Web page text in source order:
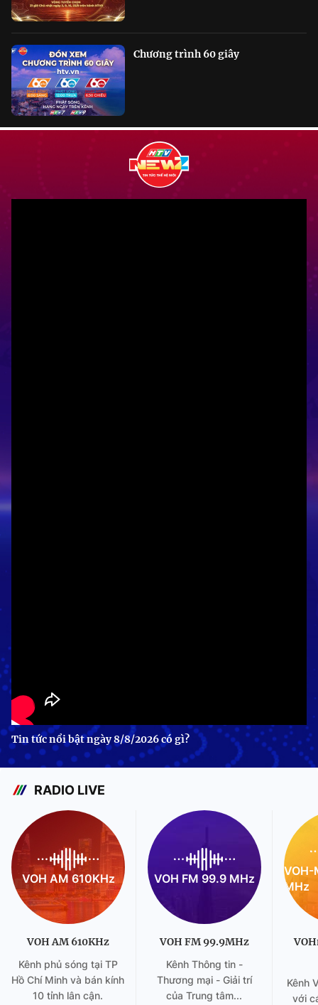
Chương trình 60 giây
Tin tức nổi bật ngày 8/8/2026 có gì?
RADIO LIVE
VOH AM 610KHz
VOH AM 610KHz
Kênh phủ sóng tại TP
Hồ Chí Minh và bán kính
10 tỉnh lân cận.
VOH FM 99.9 MHz
VOH FM 99.9MHz
Kênh Thông tin -
Thương mại - Giải trí
của Trung tâm...
VOH-
MHz
Kênh
với